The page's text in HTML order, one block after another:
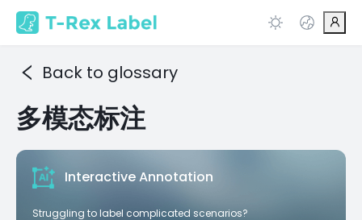
Back to glossary
多模态标注
Interactive Annotation
Struggling to label complicated scenarios?